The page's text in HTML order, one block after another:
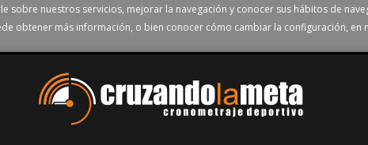
nuestros servicios, mejorar la navegación y conocer sus hábitos de
obtener más información, o bien conocer cómo cambiar la configuración, en